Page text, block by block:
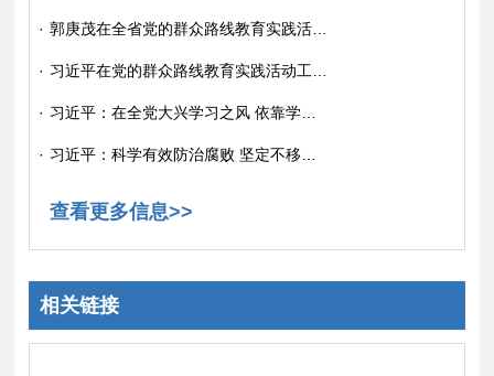
· 郭庚茂在全省党的群众路线教育实践活动工作会议上的讲话
· 习近平在党的群众路线教育实践活动工作会议上的讲话
· 习近平：在全党大兴学习之风 依靠学习和实践走向未来
· 习近平：科学有效防治腐败 坚定不移把反腐倡廉建设引向深入
查看更多信息>>
相关链接